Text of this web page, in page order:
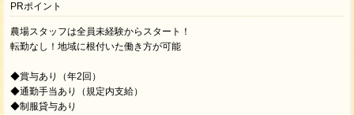
PRポイント
農場スタッフは全員未経験からスタート！
転勤なし！地域に根付いた働き方が可能
◆賞与あり（年2回）
◆通勤手当あり（規定内支給）
◆制服貸与あり